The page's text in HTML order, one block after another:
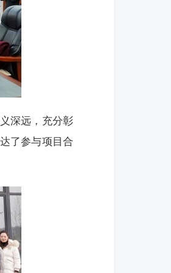
深远，充分彰
了参与项目合